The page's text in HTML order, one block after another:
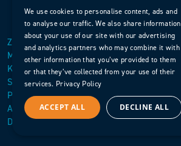
Zurück nach oben
Menü öffnen
Kontakt
Startseite
Purchasing Standard Terms and Conditions
Allgemeine Geschäftsbedingungen
Datenschutzerklärung
We use cookies to personalise content, ads and
to analyse our traffic. We also share information
about your use of our site with our advertising
and analytics partners who may combine it with
other information that you’ve provided to them
or that they’ve collected from your use of their
services. Privacy Policy
ACCEPT ALL DECLINE ALL